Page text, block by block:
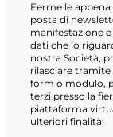
Ferme le
posta di
manifestazione
dati che lo
nostra Società,
rilasciare tramite
form o modulo,
terzi presso la
piattaforma
ulteriori finalità: